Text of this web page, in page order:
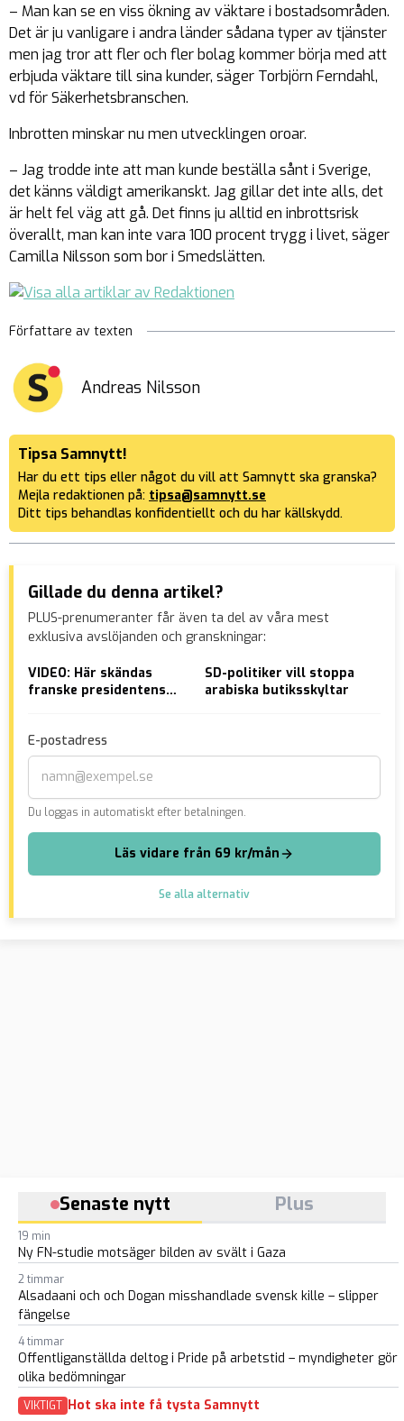
– Man kan se en viss ökning av väktare i bostadsområden.
Det är ju vanligare i andra länder sådana typer av tjänster
men jag tror att fler och fler bolag kommer börja med att
erbjuda väktare till sina kunder, säger Torbjörn Ferndahl,
vd för Säkerhetsbranschen.
Inbrotten minskar nu men utvecklingen oroar.
– Jag trodde inte att man kunde beställa sånt i Sverige,
det känns väldigt amerikanskt. Jag gillar det inte alls, det
är helt fel väg att gå. Det finns ju alltid en inbrottsrisk
överallt, man kan inte vara 100 procent trygg i livet, säger
Camilla Nilsson som bor i Smedslätten.
Författare av texten
Andreas Nilsson
Tipsa Samnytt!
Har du ett tips eller något du vill att Samnytt ska granska?
Mejla redaktionen på: tipsa@samnytt.se
Ditt tips behandlas konfidentiellt och du har källskydd.
Gillade du denna artikel?
PLUS-prenumeranter får även ta del av våra mest
exklusiva avslöjanden och granskningar:
VIDEO: Här skändas
franske presidentens
SD-politiker vill stoppa
arabiska butiksskyltar
E-postadress
Du loggas in automatiskt efter betalningen.
Läs vidare från 69 kr/mån
Se alla alternativ
Senaste nytt Plus
19 min
Ny FN-studie motsäger bilden av svält i Gaza
2 timmar
Alsadaani och och Dogan misshandlade svensk kille – slipper
fängelse
4 timmar
Offentliganställda deltog i Pride på arbetstid – myndigheter gör
olika bedömningar
VIKTIGT Hot ska inte få tysta Samnytt